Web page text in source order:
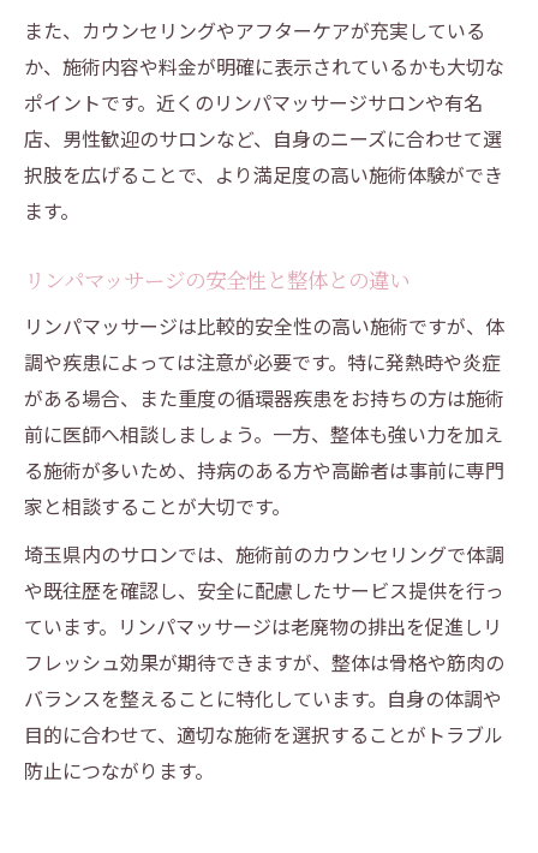
また、カウンセリングやアフターケアが充実している
か、施術内容や料金が明確に表示されているかも大切な
ポイントです。近くのリンパマッサージサロンや有名
店、男性歓迎のサロンなど、自身のニーズに合わせて選
択肢を広げることで、より満足度の高い施術体験ができ
ます。
リンパマッサージの安全性と整体との違い
リンパマッサージは比較的安全性の高い施術ですが、体
調や疾患によっては注意が必要です。特に発熱時や炎症
がある場合、また重度の循環器疾患をお持ちの方は施術
前に医師へ相談しましょう。一方、整体も強い力を加え
る施術が多いため、持病のある方や高齢者は事前に専門
家と相談することが大切です。
埼玉県内のサロンでは、施術前のカウンセリングで体調
や既往歴を確認し、安全に配慮したサービス提供を行っ
ています。リンパマッサージは老廃物の排出を促進しリ
フレッシュ効果が期待できますが、整体は骨格や筋肉の
バランスを整えることに特化しています。自身の体調や
目的に合わせて、適切な施術を選択することがトラブル
防止につながります。